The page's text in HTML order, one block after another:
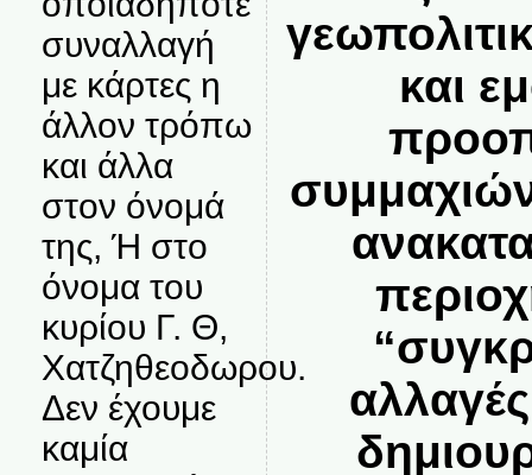
συναλλαγή
με κάρτες η
άλλον τρόπω
και άλλα
στον όνομά
της, Ή στο
όνομα του
κυρίου Γ. Θ,
Χατζηθεοδωρου.
Δεν έχουμε
καμία
και